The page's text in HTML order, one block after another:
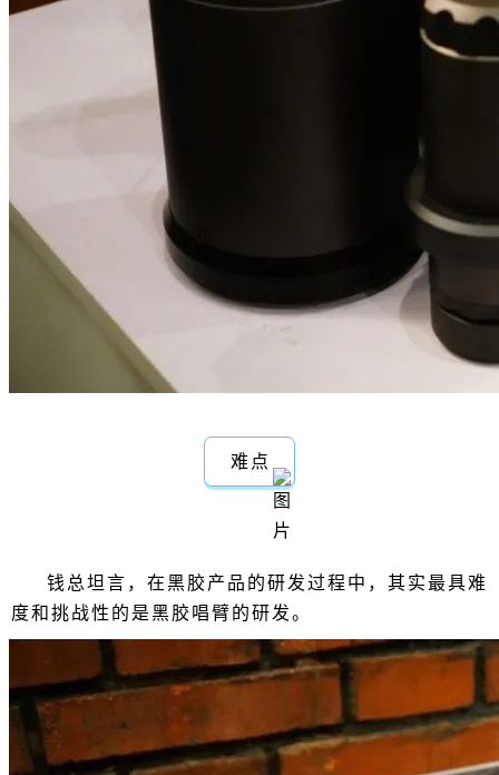
难点
钱总坦言，在黑胶产品的研发过程中，其实最具难
度和挑战性的是黑胶唱臂的研发。